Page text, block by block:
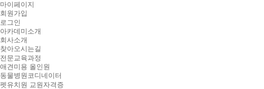
마이페이지
회원가입
로그인
아카데미소개
회사소개
찾아오시는길
전문교육과정
애견미용 올인원
동물병원코디네이터
펫유치원 교원자격증